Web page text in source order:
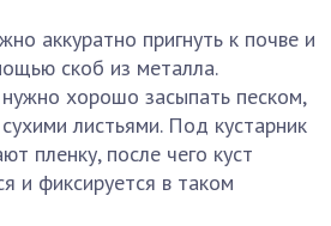
аккуратно пригнуть к почве и
скоб из металла.
хорошо засыпать песком,
листьями. Под кустарник
пленку, после чего куст
и фиксируется в таком